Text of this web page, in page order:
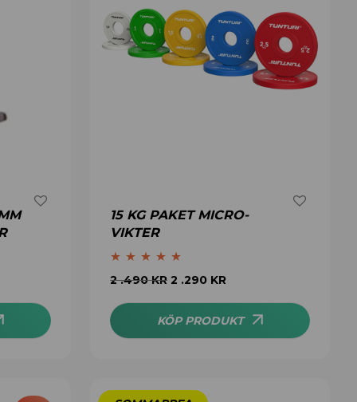
15 KG PAKET MICRO-
VIKTER
Betygsatt5.00
2 .490KR 2 .290 KR
KÖP PRODUKT